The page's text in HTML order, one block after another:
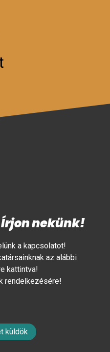
Írjon nekünk!
a kapcsolatot!
az alábbi
kattintva!
rendelkezésére!
küldök